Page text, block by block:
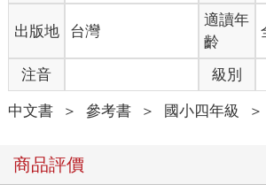
出版地 台灣
適讀年
齡
注音 級別
中文書 ＞ 參考書 ＞ 國小四年級 ＞
商品評價